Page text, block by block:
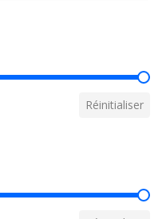
Réinitialiser